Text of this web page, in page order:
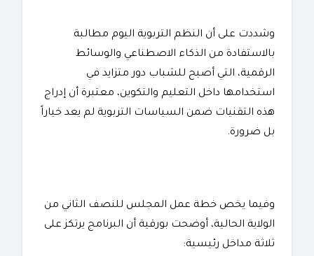
وشددت على أن النظم التربوية اليوم مطالبة
بالاستفادة من الذكاء الاصطناعي والوسائط
الرقمية، التي أصبح للشباب دور متزايد في
استخدامها داخل التعليم والتكوين، معتبرة أن إدراج
هذه التقنيات ضمن السياسات التربوية لم يعد خياراً
بل ضرورة.
وفيما يخص خطة عمل المجلس للنصف الثاني من
الولاية الحالية، أوضحت بورقية أن البرنامج يرتكز على
ثلاثة مداخل رئيسية: